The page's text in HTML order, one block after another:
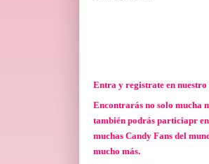
Entra y registrate en
Encontrarás no solo mucha
también podrás particiapr
muchas Candy Fans del
mucho más.